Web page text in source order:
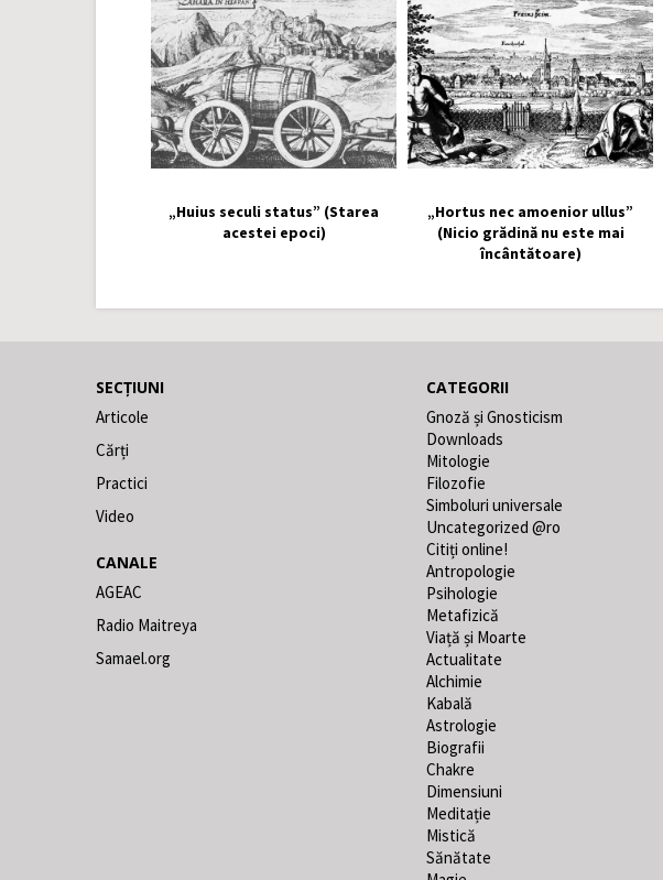
„Huius seculi status” (Starea
acestei epoci)
„Hortus nec amoenior ullus”
(Nicio grădină nu este mai
încântătoare)
SECȚIUNI
Articole
Cărți
Practici
Video
CANALE
AGEAC
Radio Maitreya
Samael.org
CATEGORII
Gnoză și Gnosticism
Downloads
Mitologie
Filozofie
Simboluri universale
Uncategorized @ro
Citiți online!
Antropologie
Psihologie
Metafizică
Viață și Moarte
Actualitate
Alchimie
Kabală
Astrologie
Biografii
Chakre
Dimensiuni
Meditație
Mistică
Sănătate